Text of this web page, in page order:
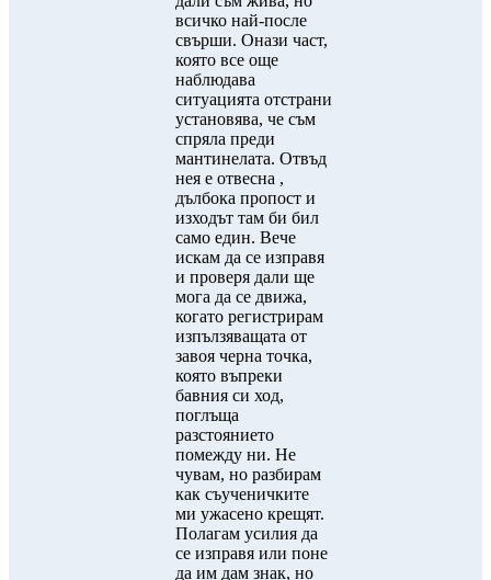
всичко най-после
свърши. Онази част,
която все още
наблюдава
ситуацията отстрани
установява, че съм
спряла преди
мантинелата. Отвъд
нея е отвесна ,
дълбока пропост и
изходът там би бил
само един. Вече
искам да се изправя
и проверя дали ще
мога да се движа,
когато регистрирам
изпълзяващата от
завоя черна точка,
която въпреки
бавния си ход,
поглъща
разстоянието
помежду ни. Не
чувам, но разбирам
как съученичките
ми ужасено крещят.
Полагам усилия да
се изправя или поне
да им дам знак, но